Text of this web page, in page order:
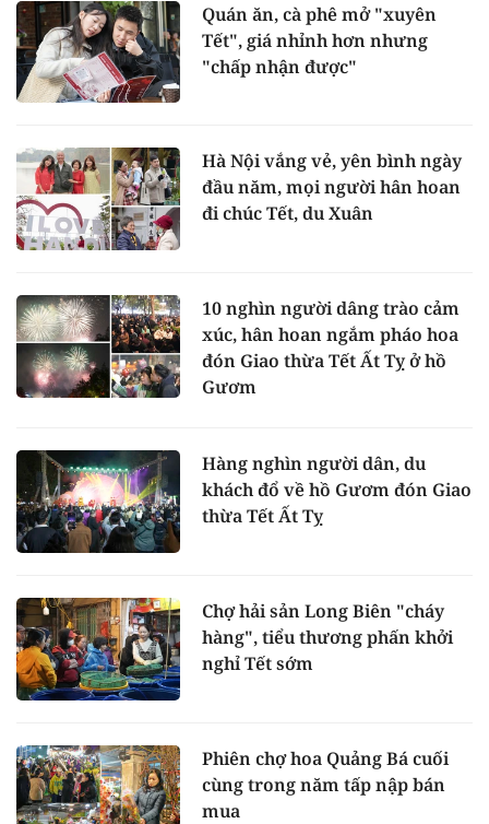
Quán ăn, cà phê mở "xuyên
Tết", giá nhỉnh hơn nhưng
"chấp nhận được"
Hà Nội vắng vẻ, yên bình ngày
đầu năm, mọi người hân hoan
đi chúc Tết, du Xuân
10 nghìn người dâng trào cảm
xúc, hân hoan ngắm pháo hoa
đón Giao thừa Tết Ất Tỵ ở hồ
Gươm
Hàng nghìn người dân, du
khách đổ về hồ Gươm đón Giao
thừa Tết Ất Tỵ
Chợ hải sản Long Biên "cháy
hàng", tiểu thương phấn khởi
nghỉ Tết sớm
Phiên chợ hoa Quảng Bá cuối
cùng trong năm tấp nập bán
mua